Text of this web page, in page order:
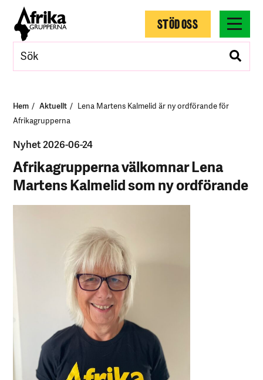
STÖD OSS
Hem Aktuellt
Lena Martens Kalmelid är ny ordförande för
Afrikagrupperna
Nyhet 2026-06-24
Afrikagrupperna välkomnar Lena
Martens Kalmelid som ny ordförande